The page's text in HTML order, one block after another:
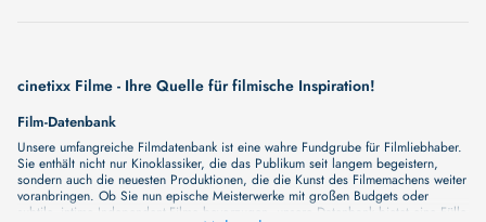
cinetixx Filme - Ihre Quelle für filmische Inspiration!
Film-Datenbank
Unsere umfangreiche Filmdatenbank ist eine wahre Fundgrube für Filmliebhaber.
Sie enthält nicht nur Kinoklassiker, die das Publikum seit langem begeistern,
sondern auch die neuesten Produktionen, die die Kunst des Filmemachens weiter
voranbringen. Ob Sie nun epische Meisterwerke mit großen Budgets oder
subtile, intime Independent-Filme bevorzugen, unsere Datenbank bietet eine Fülle